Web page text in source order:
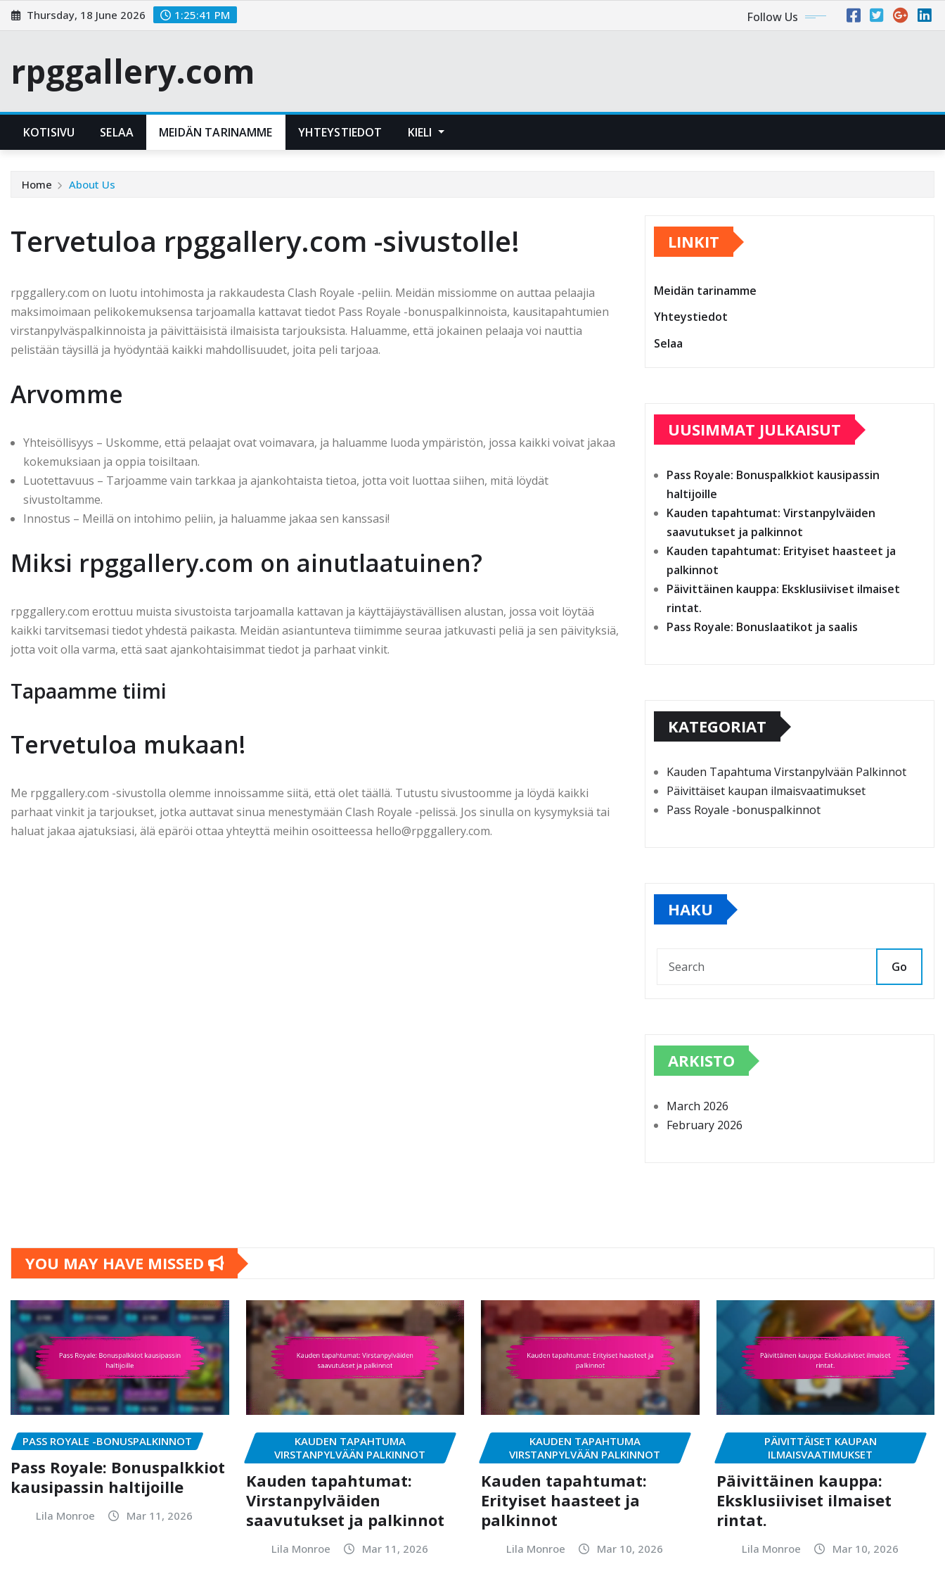
Skip
to
Thursday, 18 June 2026 1:25:41 PM Follow Us
rpggallery.com
KOTISIVU SELAA MEIDÄN TARINAMME YHTEYSTIEDOT KIELI
Home About Us
Tervetuloa rpggallery.com -sivustolle!
rpggallery.com on luotu intohimosta ja rakkaudesta Clash Royale -peliin. Meidän missiomme on auttaa pelaajia
maksimoimaan pelikokemuksensa tarjoamalla kattavat tiedot Pass Royale -bonuspalkinnoista, kausitapahtumien
virstanpylväspalkinnoista ja päivittäisistä ilmaisista tarjouksista. Haluamme, että jokainen pelaaja voi nauttia
pelistään täysillä ja hyödyntää kaikki mahdollisuudet, joita peli tarjoaa.
Arvomme
Yhteisöllisyys – Uskomme, että pelaajat ovat voimavara, ja haluamme luoda ympäristön, jossa kaikki voivat jakaa
kokemuksiaan ja oppia toisiltaan.
Luotettavuus – Tarjoamme vain tarkkaa ja ajankohtaista tietoa, jotta voit luottaa siihen, mitä löydät
sivustoltamme.
Innostus – Meillä on intohimo peliin, ja haluamme jakaa sen kanssasi!
Miksi rpggallery.com on ainutlaatuinen?
rpggallery.com erottuu muista sivustoista tarjoamalla kattavan ja käyttäjäystävällisen alustan, jossa voit löytää
kaikki tarvitsemasi tiedot yhdestä paikasta. Meidän asiantunteva tiimimme seuraa jatkuvasti peliä ja sen päivityksiä,
jotta voit olla varma, että saat ajankohtaisimmat tiedot ja parhaat vinkit.
Tapaamme tiimi
Tervetuloa mukaan!
Me rpggallery.com -sivustolla olemme innoissamme siitä, että olet täällä. Tutustu sivustoomme ja löydä kaikki
parhaat vinkit ja tarjoukset, jotka auttavat sinua menestymään Clash Royale -pelissä. Jos sinulla on kysymyksiä tai
haluat jakaa ajatuksiasi, älä epäröi ottaa yhteyttä meihin osoitteessa hello@rpggallery.com.
LINKIT
Meidän tarinamme
Yhteystiedot
Selaa
UUSIMMAT JULKAISUT
Pass Royale: Bonuspalkkiot kausipassin
haltijoille
Kauden tapahtumat: Virstanpylväiden
saavutukset ja palkinnot
Kauden tapahtumat: Erityiset haasteet ja
palkinnot
Päivittäinen kauppa: Eksklusiiviset ilmaiset
rintat.
Pass Royale: Bonuslaatikot ja saalis
KATEGORIAT
Kauden Tapahtuma Virstanpylvään Palkinnot
Päivittäiset kaupan ilmaisvaatimukset
Pass Royale -bonuspalkinnot
HAKU
Go
ARKISTO
March 2026
February 2026
YOU MAY HAVE MISSED
PASS ROYALE -BONUSPALKINNOT
Pass Royale: Bonuspalkkiot
kausipassin haltijoille
Lila Monroe Mar 11, 2026
KAUDEN TAPAHTUMA
VIRSTANPYLVÄÄN PALKINNOT
Kauden tapahtumat:
Virstanpylväiden
saavutukset ja palkinnot
Lila Monroe Mar 11, 2026
KAUDEN TAPAHTUMA
VIRSTANPYLVÄÄN PALKINNOT
Kauden tapahtumat:
Erityiset haasteet ja
palkinnot
Lila Monroe Mar 10, 2026
PÄIVITTÄISET KAUPAN
ILMAISVAATIMUKSET
Päivittäinen kauppa:
Eksklusiiviset ilmaiset
rintat.
Lila Monroe Mar 10, 2026